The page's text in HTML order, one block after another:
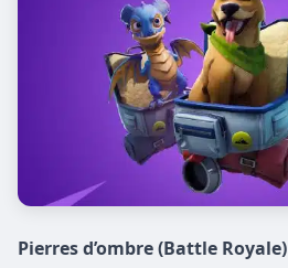
Pierres d’ombre (Battle Royale)